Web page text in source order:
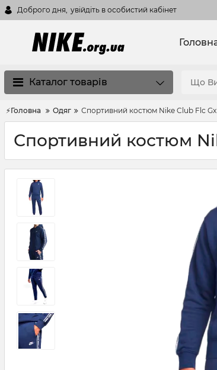
Доброго дня, увійдіть в особистий кабінет
Каталог товарів
⚡Головна Одяг Спортивний костюм Nike Club Flc
Спортивний костюм